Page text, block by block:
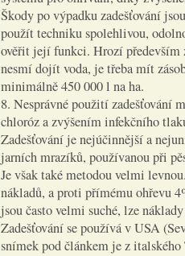
Škody po výpadku zadešťování
použít techniku spolehlivou,
ověřit její funkci. Hrozí především
nesmí dojít voda, je třeba mít
minimálně 450 000 l na ha.
8. Nesprávné použití zadešťování
chloróz a zvýšením infekčního
Zadešťování je nejúčinnější a
jarních mrazíků, používanou při
Je však také metodou velmi
nákladů, a proti přímému ohřevu
jsou často velmi suché, lze
Zadešťování se používá v USA
snímek pod článkem je z italského